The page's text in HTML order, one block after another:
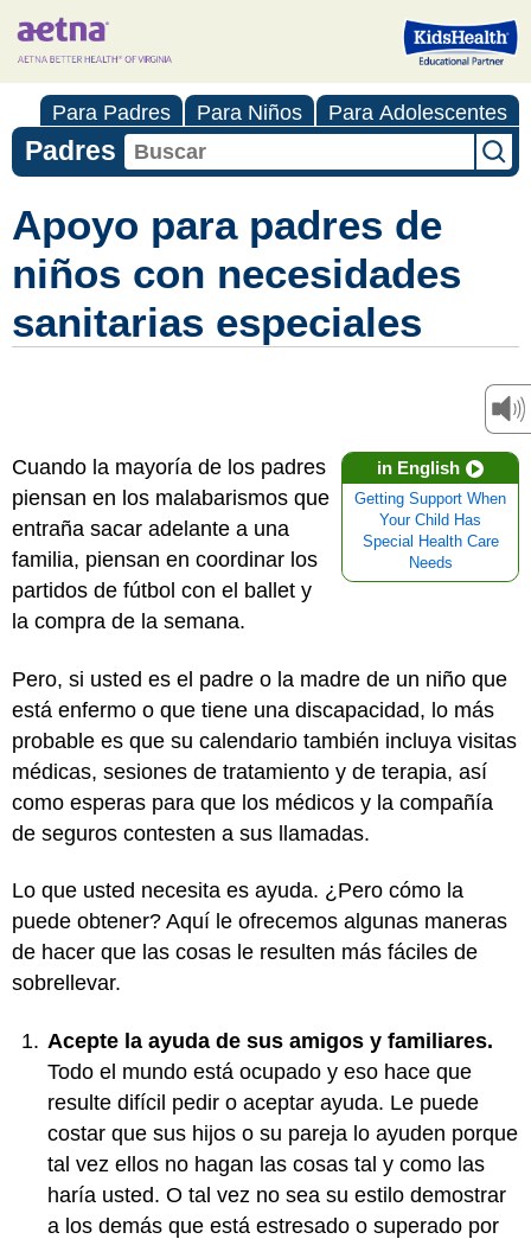
Para Padres Para Niños Para Adolescentes
Padres
Apoyo para padres de
niños con necesidades
sanitarias especiales
in English
Getting Support When
Your Child Has
Special Health Care
Needs
Cuando la mayoría de los padres
piensan en los malabarismos que
entraña sacar adelante a una
familia, piensan en coordinar los
partidos de fútbol con el ballet y
la compra de la semana.
Pero, si usted es el padre o la madre de un niño que
está enfermo o que tiene una discapacidad, lo más
probable es que su calendario también incluya visitas
médicas, sesiones de tratamiento y de terapia, así
como esperas para que los médicos y la compañía
de seguros contesten a sus llamadas.
Lo que usted necesita es ayuda. ¿Pero cómo la
puede obtener? Aquí le ofrecemos algunas maneras
de hacer que las cosas le resulten más fáciles de
sobrellevar.
Acepte la ayuda de sus amigos y familiares.
Todo el mundo está ocupado y eso hace que
resulte difícil pedir o aceptar ayuda. Le puede
costar que sus hijos o su pareja lo ayuden porque
tal vez ellos no hagan las cosas tal y como las
haría usted. O tal vez no sea su estilo demostrar
a los demás que está estresado o superado por